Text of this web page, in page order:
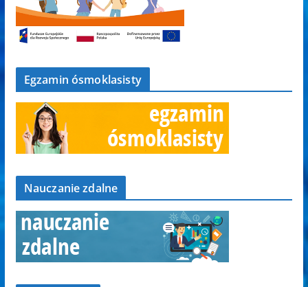
Egzamin ósmoklasisty
Nauczanie zdalne